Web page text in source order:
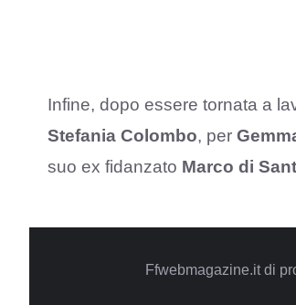
Infine, dopo essere tornata a
Stefania Colombo, per
suo ex fidanzato Marco di
Ffwebmagazine.it di